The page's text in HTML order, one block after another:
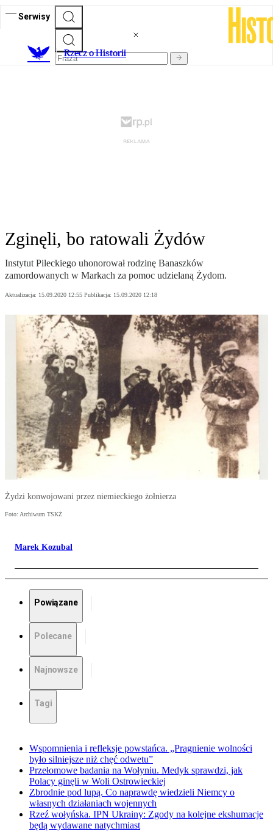
Serwisy
Rzecz o Historii
Zginęli, bo ratowali Żydów
Instytut Pileckiego uhonorował rodzinę Banaszków
zamordowanych w Markach za pomoc udzielaną Żydom.
Aktualizacja: 15.09.2020 12:55 Publikacja: 15.09.2020 12:18
Żydzi konwojowani przez niemieckiego żołnierza
Foto: Archiwum TSKŻ
Marek Kozubal
Powiązane
Polecane
Najnowsze
Tagi
Wspomnienia i refleksje powstańca. „Pragnienie wolności
było silniejsze niż chęć odwetu”
Przełomowe badania na Wołyniu. Medyk sprawdzi, jak
Polacy ginęli w Woli Ostrowieckiej
Zbrodnie pod lupą. Co naprawdę wiedzieli Niemcy o
własnych działaniach wojennych
Rzeź wołyńska. IPN Ukrainy: Zgody na kolejne ekshumacje
będą wydawane natychmiast